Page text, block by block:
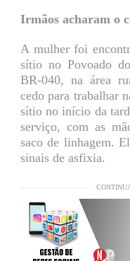
Irmãos acharam o
A mulher foi
sítio no Povoado
BR-040, na área
cedo para trabalhar
sítio no início da
serviço, com as
saco de linhagem.
sinais de asfixia.